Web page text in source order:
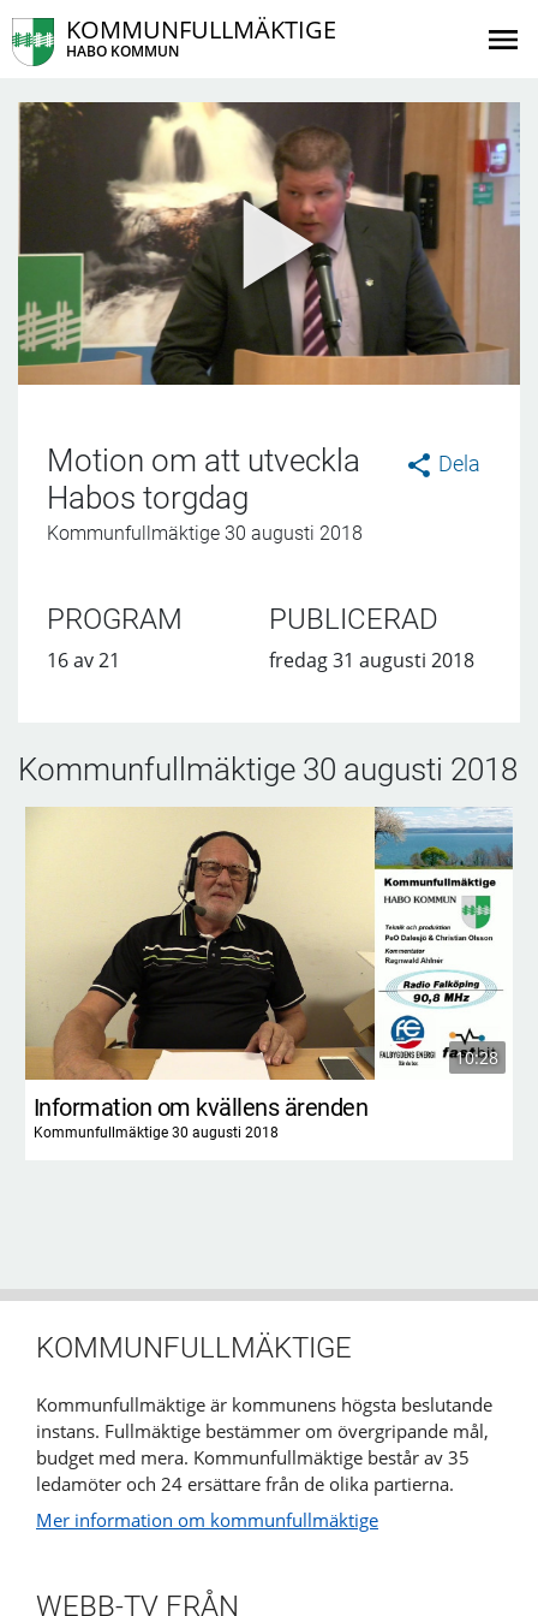
KOMMUNFULLMÄKTIGE
HABO KOMMUN
Dela
Motion om att utveckla
Habos torgdag
Kommunfullmäktige 30 augusti 2018
PROGRAM
16 av 21
PUBLICERAD
fredag 31 augusti 2018
Kommunfullmäktige 30 augusti 2018
10:28
Information om kvällens ärenden
Kommunfullmäktige 30 augusti 2018
KOMMUNFULLMÄKTIGE
Kommunfullmäktige är kommunens högsta beslutande
instans. Fullmäktige bestämmer om övergripande mål,
budget med mera. Kommunfullmäktige består av 35
ledamöter och 24 ersättare från de olika partierna.
Mer information om kommunfullmäktige
WEBB-TV FRÅN